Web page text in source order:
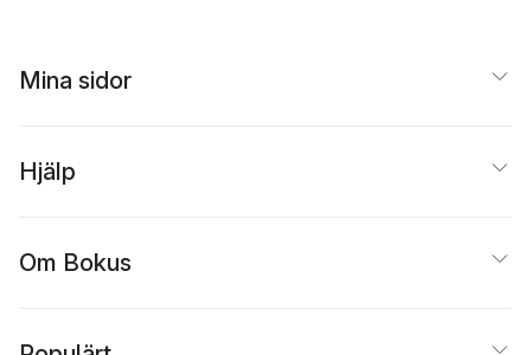
Mina sidor
Hjälp
Om Bokus